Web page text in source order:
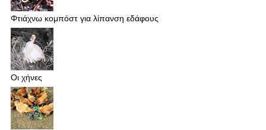
Φτιάχνω κομπόστ για λίπανση εδάφους
Οι χήνες